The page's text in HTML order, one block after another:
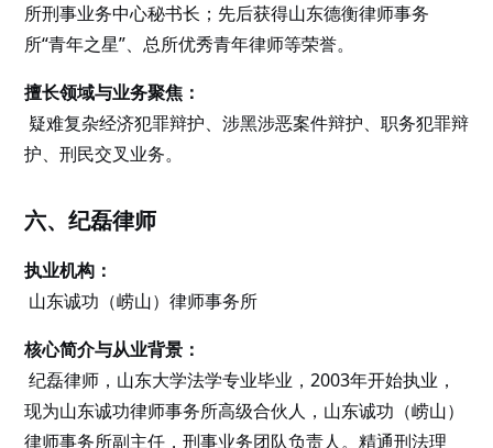
所刑事业务中心秘书长；先后获得山东德衡律师事务
所“青年之星”、总所优秀青年律师等荣誉。
擅长领域与业务聚焦：
疑难复杂经济犯罪辩护、涉黑涉恶案件辩护、职务犯罪辩
护、刑民交叉业务。
六、纪磊律师
执业机构：
山东诚功（崂山）律师事务所
核心简介与从业背景：
纪磊律师，山东大学法学专业毕业，2003年开始执业，
现为山东诚功律师事务所高级合伙人，山东诚功（崂山）
律师事务所副主任，刑事业务团队负责人。精通刑法理